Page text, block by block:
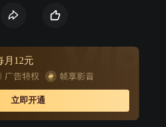
作所为，演出了一幕幕感人肺腑、
兴隆屯村主任的换届选举中，共产
仅以一票之差落选了。令他不平衡
竟然是他的儿子——年轻的共产党
意料的是，那使他落选的关键一
——老党员陈六爷将选票投给了孙
月12元
立即开通